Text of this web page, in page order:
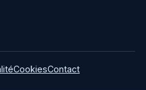
CookiesContact